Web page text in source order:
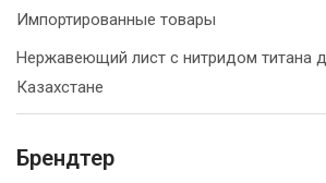
Импортированные товары
Нержавеющий лист с нитридом титана
Казахстане
Брендтер